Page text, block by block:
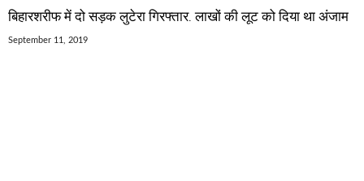
बिहारशरीफ में दो सड़क लुटेरा गिरफ्तार. लाखों की लूट को दिया था अंजाम
September 11, 2019